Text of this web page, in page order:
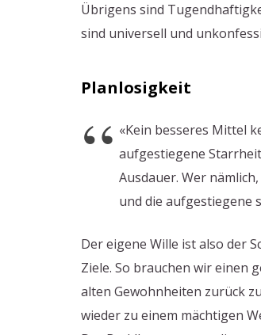
Übrigens sind
sind universell und
Planlosigkeit
«Kein besseres Mittel
aufgestiegene
Ausdauer. Wer
und die aufgestiegene
Der eigene Wille ist also der
Ziele. So brauchen wir einen
alten Gewohnheiten zurück
wieder zu einem mächtigen